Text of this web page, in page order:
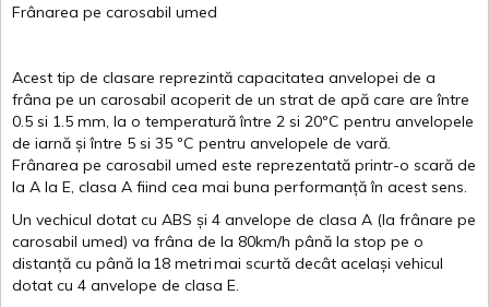
Frânarea pe carosabil umed
Acest tip de clasare reprezintă capacitatea anvelopei de a
frâna pe un carosabil acoperit de un strat de apă care areîntre
0.5 si 1.5 mm, la o temperatură între 2 si 20ºC pentru anvelopele
de iarnă și între 5 si 35 ºC pentru anvelopele de vară.
Frânarea pe carosabil umed este reprezentată printr-o scară de
la A la E, clasa A fiind cea mai buna performanță în acest sens.
Un vechicul dotat cu ABS și 4 anvelope de clasa A (la frânare pe
carosabil umed) va frâna de la 80km/h până la stop pe o
distanță cu până la 18 metrimai scurtă decât același vehicul
dotat cu 4 anvelope de clasa E.